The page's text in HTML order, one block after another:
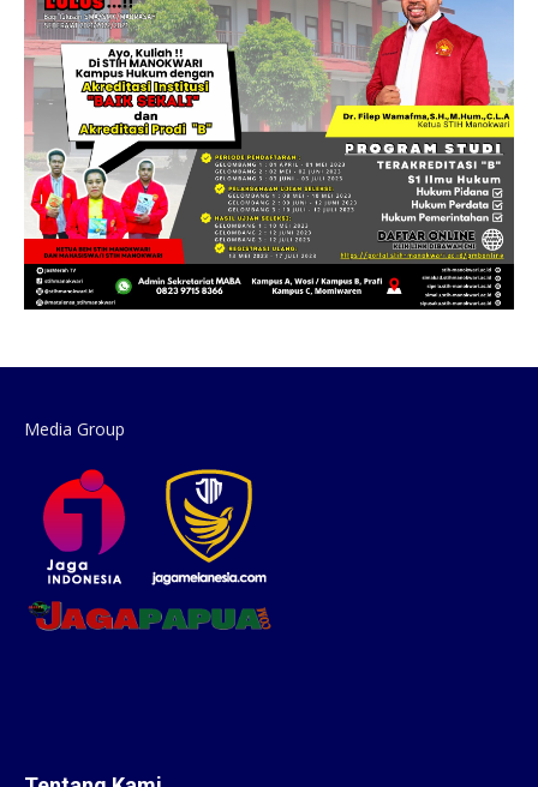
Media Group